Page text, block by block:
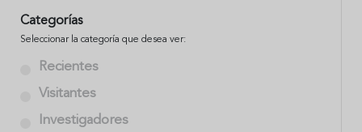
Categorías
Seleccionar la categoría que desea ver:
Recientes
Visitantes
Investigadores